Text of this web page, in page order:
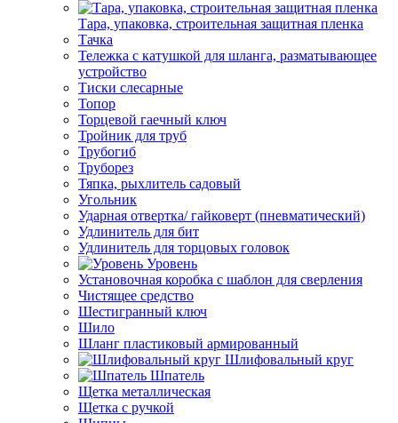
Тара, упаковка, строительная защитная пленка
Тачка
Тележка с катушкой для шланга, разматывающее
устройство
Тиски слесарные
Топор
Торцевой гаечный ключ
Тройник для труб
Трубогиб
Труборез
Тяпка, рыхлитель садовый
Угольник
Ударная отвертка/ гайковерт (пневматический)
Удлинитель для бит
Удлинитель для торцовых головок
Уровень
Установочная коробка с шаблон для сверления
Чистящее средство
Шестигранный ключ
Шило
Шланг пластиковый армированный
Шлифовальный круг
Шпатель
Щетка металлическая
Щетка с ручкой